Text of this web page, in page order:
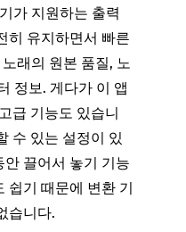
가 지원하는 출력
히 유지하면서 빠른
래의 원본 품질, 노
정보. 게다가 이 앱
급 기능도 있습니
수 있는 설정이 있
끌어서 놓기 기능
쉽기 때문에 변환 기
습니다.